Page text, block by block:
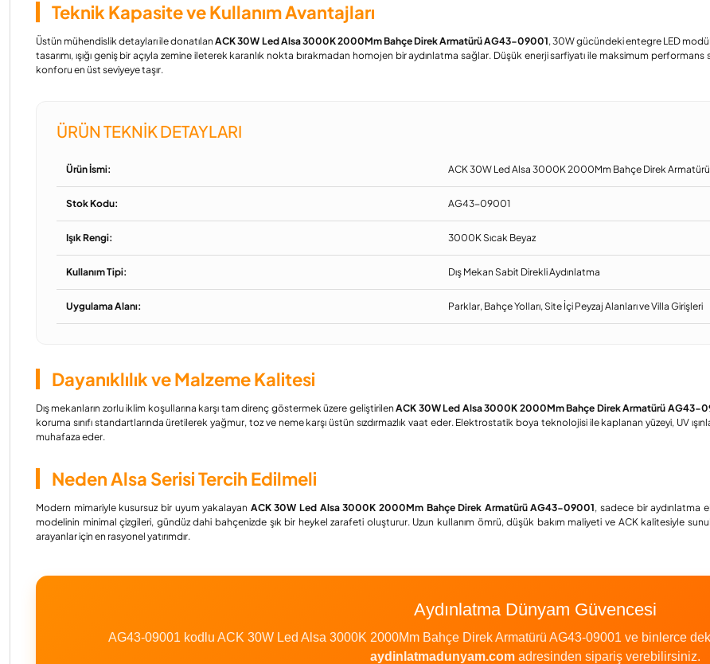
Teknik Kapasite ve Kullanım Avantajları
Üstün mühendislik detayları ile donatılanACK 30W Led Alsa 3000K 2000Mm Bahçe Direk Armatürü AG43-09001, 30W gücündeki entegre LED
tasarımı, ışığı geniş bir açıyla zemine ileterek karanlık nokta bırakmadan homojen bir aydınlatma sağlar. Düşük enerji sarfiyatı ile maksimum
konforu en üst seviyeye taşır.
ÜRÜN TEKNIK DETAYLARI
Ürün İsmi: ACK 30W Led Alsa 3000K 2000Mm Bahçe Direk
Stok Kodu: AG43-09001
Işık Rengi: 3000K Sıcak Beyaz
Kullanım Tipi: Dış Mekan Sabit Direkli Aydınlatma
Uygulama Alanı: Parklar, Bahçe Yolları, Site İçi Peyzaj Alanları ve Villa Girişleri
Dayanıklılık ve Malzeme Kalitesi
Dış mekanların zorlu iklim koşullarına karşı tam direnç göstermek üzere geliştirilenACK 30W Led Alsa 3000K 2000Mm Bahçe Direk Armatürü AG43-
koruma sınıfı standartlarında üretilerek yağmur, toz ve neme karşı üstün sızdırmazlık vaat eder. Elektrostatik boya teknolojisi ile kaplanan yüzeyi, UV
muhafaza eder.
Neden Alsa Serisi Tercih Edilmeli
Modern mimariyle kusursuz bir uyum yakalayan ACK 30W Led Alsa 3000K 2000Mm Bahçe Direk Armatürü AG43-09001, sadece bir aydınlatma
modelinin minimal çizgileri, gündüz dahi bahçenizde şık bir heykel zarafeti oluşturur. Uzun kullanım ömrü, düşük bakım maliyeti ve ACK kalitesiyle
arayanlar için en rasyonel yatırımdır.
Aydınlatma Dünyam Güvencesi
AG43-09001 kodlu ACK 30W Led Alsa 3000K 2000Mm Bahçe Direk Armatürü AG43-09001 ve binlerce
aydinlatmadunyam.comadresinden sipariş verebilirsiniz.